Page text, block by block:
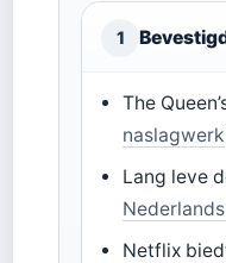
1
The
naslagwerk
Lang leve
Netflix